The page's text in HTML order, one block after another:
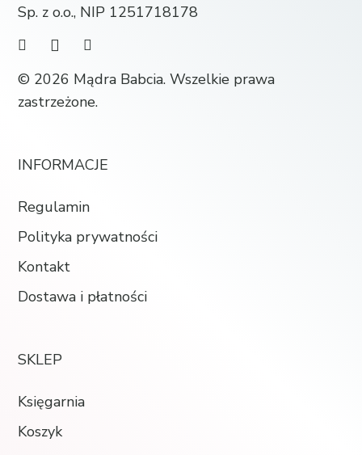
Sp. z o.o., NIP 1251718178
© 2026 Mądra Babcia. Wszelkie prawa
zastrzeżone.
INFORMACJE
Regulamin
Polityka prywatności
Kontakt
Dostawa i płatności
SKLEP
Księgarnia
Koszyk